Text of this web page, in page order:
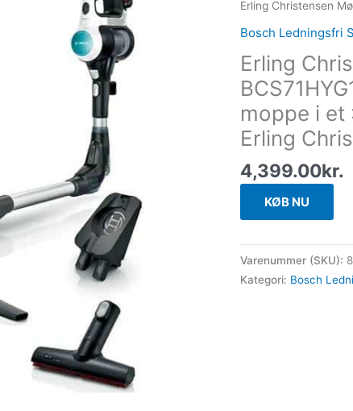
Erling Christensen
Bosch Ledningsfri
Erling
moppe i et
Erling
4,399.00kr.
KØB NU
Varenummer (SKU):
Kategori: Bosch